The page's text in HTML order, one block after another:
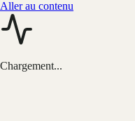
Aller au contenu
Chargement...